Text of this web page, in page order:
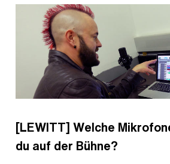
[LEWITT] Welche
du auf der Bühne?